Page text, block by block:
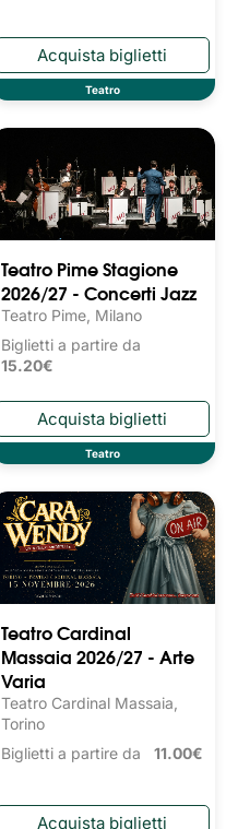
Teatro
Teatro Pime Stagione
2026/27 - Concerti Jazz
Teatro Pime, Milano
Biglietti a partire da
15.20€
Teatro
Teatro Cardinal
Massaia 2026/27 - Arte
Varia
Teatro Cardinal Massaia,
Torino
Biglietti a partire da 11.00€